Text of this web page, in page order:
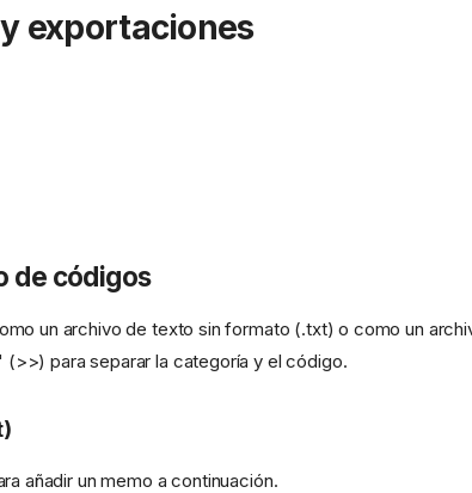
exportaciones
de códigos
un archivo de texto sin formato (.txt) o como un
para separar la categoría y el código.
añadir un memo a continuación.